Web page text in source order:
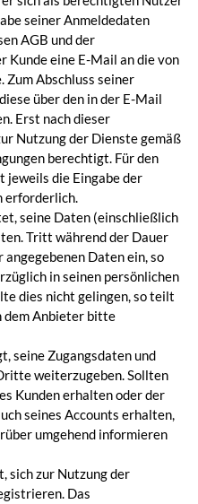
seiner Anmeldedaten
AGB und der
Kunde eine E-Mail an die von
Zum Abschluss seiner
über den in der E-Mail
Erst nach dieser
Nutzung der Dienste gemäß
berechtigt. Für den
jeweils die Eingabe der
erforderlich.
seine Daten (einschließlich
Tritt während der Dauer
Daten ein, so
in seinen persönlichen
dies nicht gelingen, so teilt
dem Anbieter bitte
seine Zugangsdaten und
weiterzugeben. Sollten
Kunden erhalten oder der
seines Accounts erhalten,
umgehend informieren
sich zur Nutzung der
Das